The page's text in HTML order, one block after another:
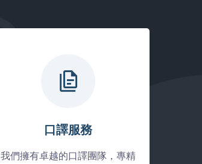
口譯服務
我們擁有卓越的口譯團隊，專精